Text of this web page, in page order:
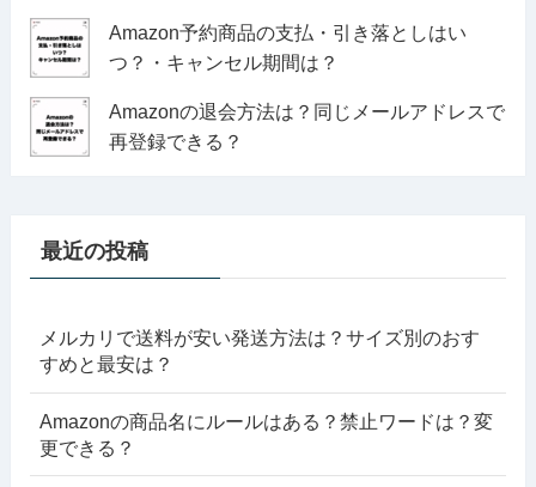
Amazon予約商品の支払・引き落としはい
つ？・キャンセル期間は？
Amazonの退会方法は？同じメールアドレスで
再登録できる？
最近の投稿
メルカリで送料が安い発送方法は？サイズ別のおす
すめと最安は？
Amazonの商品名にルールはある？禁止ワードは？変
更できる？